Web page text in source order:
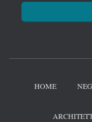
HOME